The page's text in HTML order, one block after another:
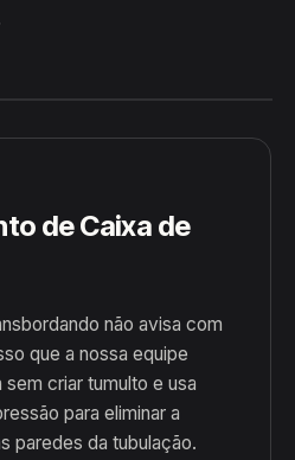
de Caixa de
não avisa com
que a nossa equipe
criar tumulto e usa
para eliminar a
paredes da tubulação.